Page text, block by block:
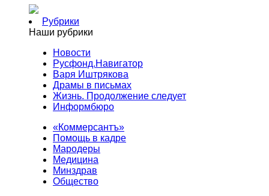
Рубрики
Наши рубрики
Новости
Русфонд.Навигатор
Варя Иштрякова
Драмы в письмах
Жизнь. Продолжение следует
Информбюро
«Коммерсантъ»
Помощь в кадре
Мародеры
Медицина
Минздрав
Общество